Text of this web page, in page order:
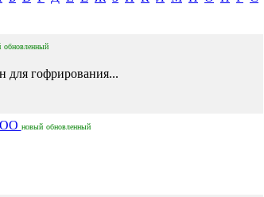
обновленный
для гофрирования...
новый обновленный